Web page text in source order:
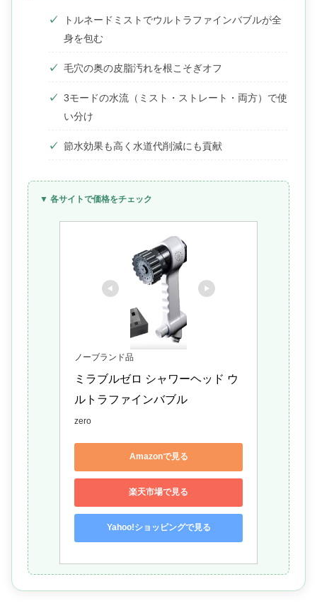
トルネードミストでウルトラファインバブルが全
身を包む
毛穴の奥の皮脂汚れを根こそぎオフ
3モードの水流（ミスト・ストレート・両方）で使
い分け
節水効果も高く水道代削減にも貢献
▼ 各サイトで価格をチェック
ノーブランド品
ミラブルゼロ シャワーヘッド ウ
ルトラファインバブル
zero
Amazonで見る
楽天市場で見る
Yahoo!ショッピングで見る